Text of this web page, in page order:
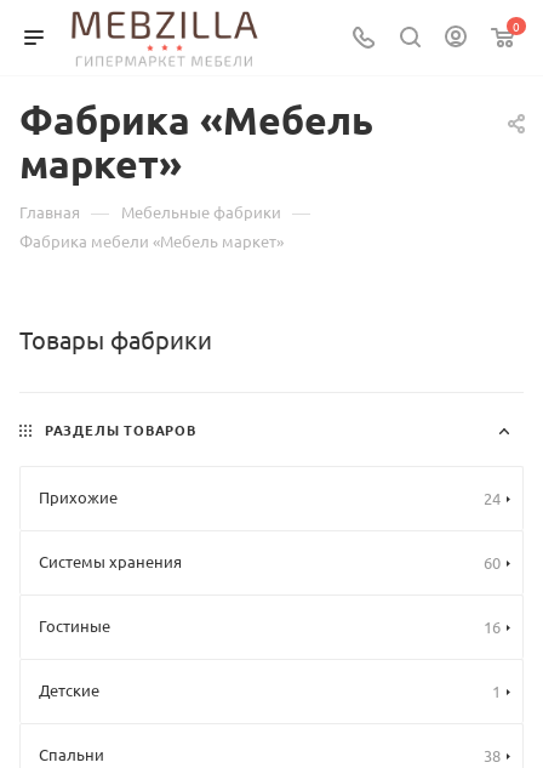
0
Фабрика «Мебель
маркет»
Главная — Мебельные фабрики —
Фабрика мебели «Мебель маркет»
Товары фабрики
РАЗДЕЛЫ ТОВАРОВ
Прихожие 24
Системы хранения 60
Гостиные 16
Детские 1
Спальни 38